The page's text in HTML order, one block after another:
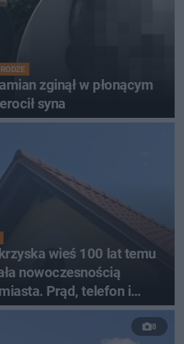
zginął w płonącym
syna
wieś 100 lat temu
nowoczesnością
Prąd, telefon i
auta
8